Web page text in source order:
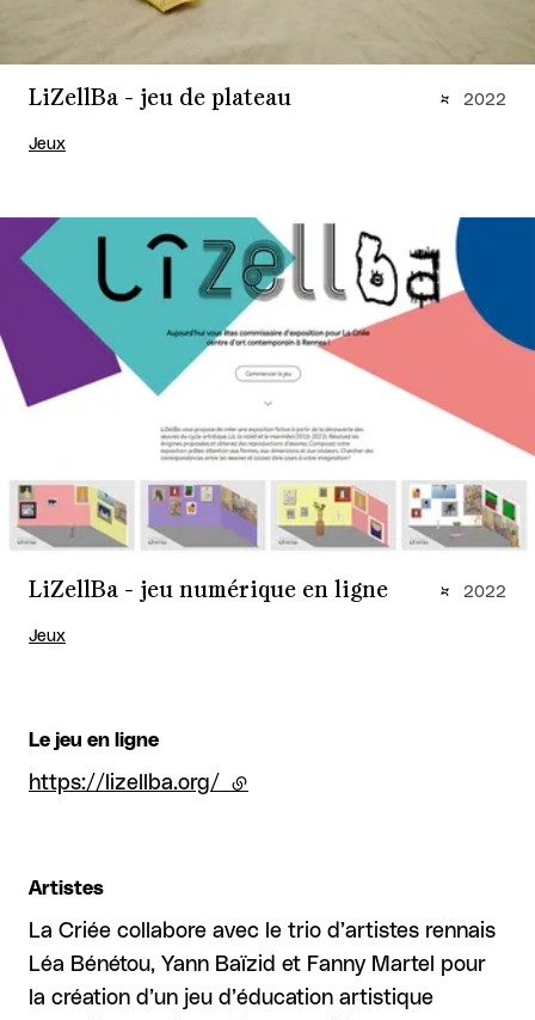
LiZellBa - jeu de plateau
Jeux
2022
LiZellBa - jeu numérique en ligne
Jeux
2022
Le jeu en ligne
https://lizellba.org/ (lien externe)
Artistes
La Criée collabore avec le trio d’artistes rennais
Léa Bénétou, Yann Baïzid et Fanny Martel pour
la création d’un jeu d’éducation artistique